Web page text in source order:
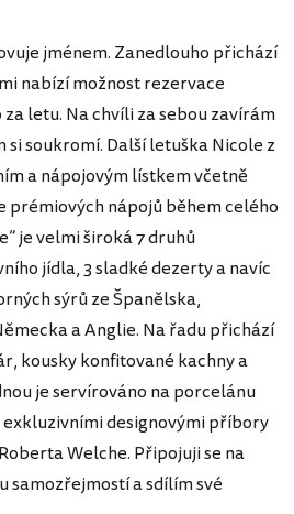
jménem. Zanedlouho přichází
nabízí možnost rezervace
letu. Na chvíli za sebou zavírám
si soukromí. Další letuška Nicole z
a nápojovým lístkem včetně
prémiových nápojů během celého
je velmi široká 7 druhů
jídla, 3 sladké dezerty a navíc
sýrů ze Španělska,
a Anglie. Na řadu přichází
kousky konfitované kachny a
je servírováno na porcelánu
exkluzivními designovými příbory
Welche. Připojuji se na
samozřejmostí a sdílím své